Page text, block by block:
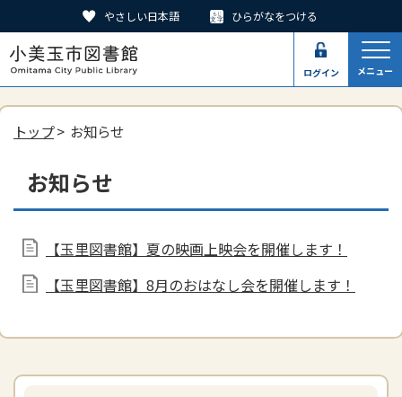
やさしい日本語 ひらがなをつける
ログイン メニュー
トップ> お知らせ
お知らせ
【玉里図書館】夏の映画上映会を開催します！
【玉里図書館】8月のおはなし会を開催します！